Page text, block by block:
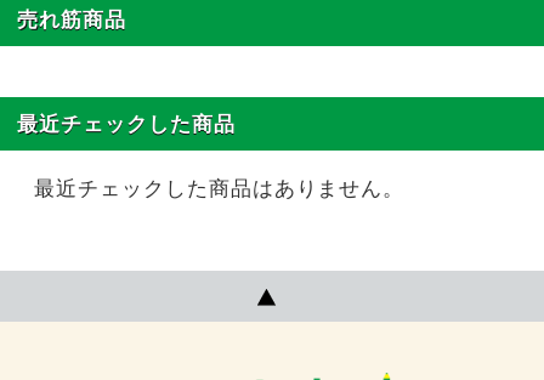
売れ筋商品
最近チェックした商品
最近チェックした商品はありません。